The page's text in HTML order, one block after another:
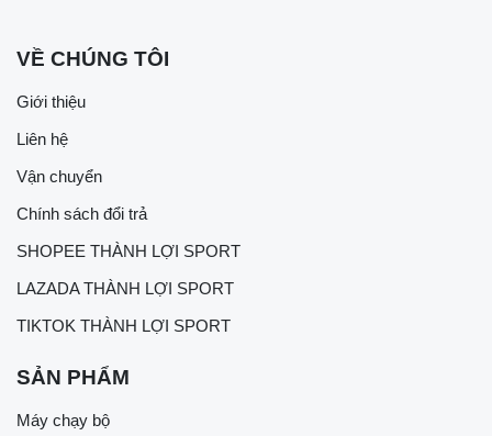
VỀ CHÚNG TÔI
Giới thiệu
Liên hệ
Vận chuyển
Chính sách đổi trả
SHOPEE THÀNH LỢI SPORT
LAZADA THÀNH LỢI SPORT
TIKTOK THÀNH LỢI SPORT
SẢN PHẨM
Máy chạy bộ